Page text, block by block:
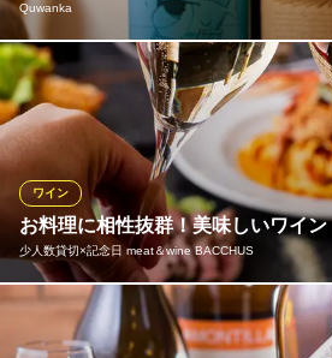
Quwanka
当店はお酒の種類もたくさんご用意して
めなのがワインです。 「毎日でも通いた
という思いから、ほかのドリンク含め全
たい500円と、良心的な価格設定。来る
ンナップが増えていくのも、オープンし
◎
Quwanka
大人の隠れ家イタリアン
地下鉄銀座線神田駅 徒歩2分
東京都千代田区神田鍛冶町3-7 八光ビルB1
お料理に相性抜群！美味しいワイン
少人数貸切×記念日 meat＆wine BACCHUS
ワイン
当店自慢のワインカクテル、スパークリ
ブルにご提供。飲み放題メニューでは、